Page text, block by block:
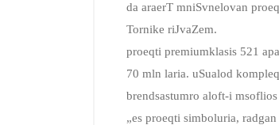
da araerT mniSvnelovan
Tornike riJvaZem.
proeqti premiumklasis 521
70 mln laria. uSualod
brendsastumro aloft-i msoflios
„es proeqti simboluria,